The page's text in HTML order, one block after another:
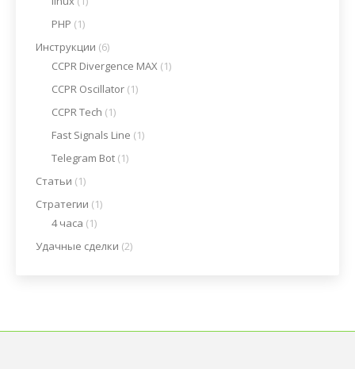
PHP (1)
Инструкции (6)
CCPR Divergence MAX (1)
CCPR Oscillator (1)
CCPR Tech (1)
Fast Signals Line (1)
Telegram Bot (1)
Статьи (1)
Стратегии (1)
4 часа (1)
Удачные сделки (2)